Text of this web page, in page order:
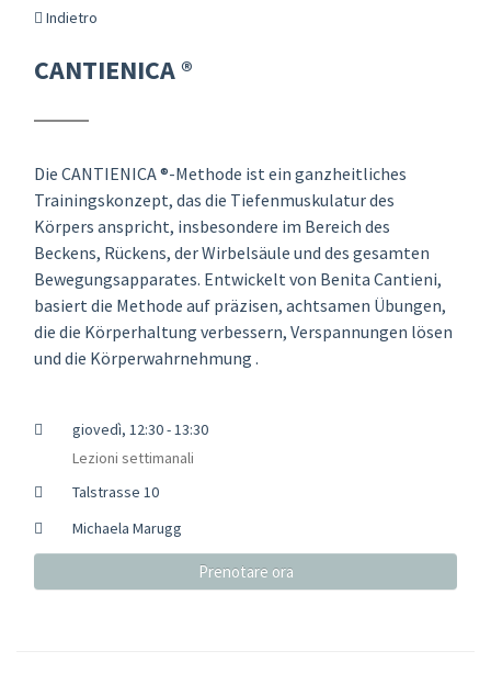
Indietro
CANTIENICA ®
Die CANTIENICA ®-Methode ist ein ganzheitliches
Trainingskonzept, das die Tiefenmuskulatur des
Körpers anspricht, insbesondere im Bereich des
Beckens, Rückens, der Wirbelsäule und des gesamten
Bewegungsapparates. Entwickelt von Benita Cantieni,
basiert die Methode auf präzisen, achtsamen Übungen,
die die Körperhaltung verbessern, Verspannungen lösen
und die Körperwahrnehmung .
giovedì, 12:30 - 13:30
Lezioni settimanali
Talstrasse 10
Michaela Marugg
Prenotare ora